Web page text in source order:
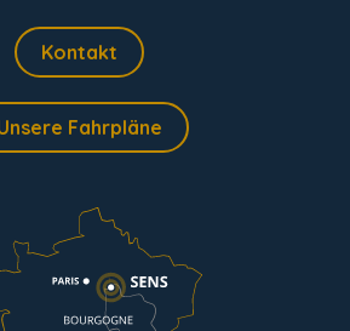
Kontakt
Fahrpläne